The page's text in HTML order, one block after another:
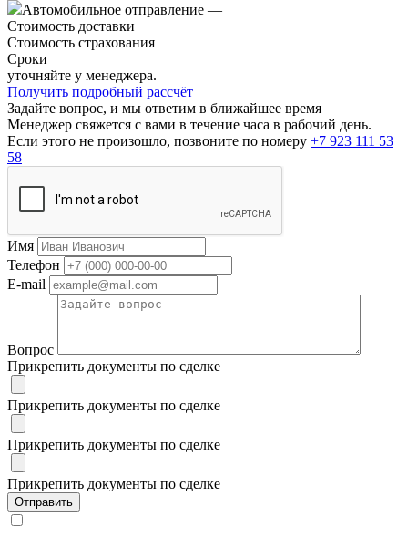
Автомобильное отправление —
Стоимость доставки
Стоимость страхования
Сроки
уточняйте у менеджера.
Получить подробный рассчёт
Задайте вопрос, и мы ответим в ближайшее время
Менеджер свяжется с вами в течение часа в рабочий день.
Если этого не произошло, позвоните по номеру +7 923 111 53
58
Имя
Телефон
E-mail
Вопрос
Прикрепить документы по сделке
Прикрепить документы по сделке
Прикрепить документы по сделке
Прикрепить документы по сделке